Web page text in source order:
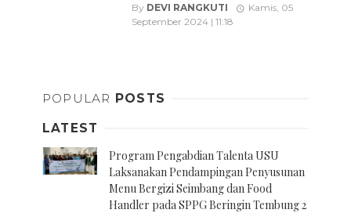
By DEVI RANGKUTI
Kamis, 05
September 2024 | 11:18
POPULAR POSTS
LATEST
Program Pengabdian Talenta USU
Laksanakan Pendampingan Penyusunan
Menu Bergizi Seimbang dan Food
Handler pada SPPG Beringin Tembung 2